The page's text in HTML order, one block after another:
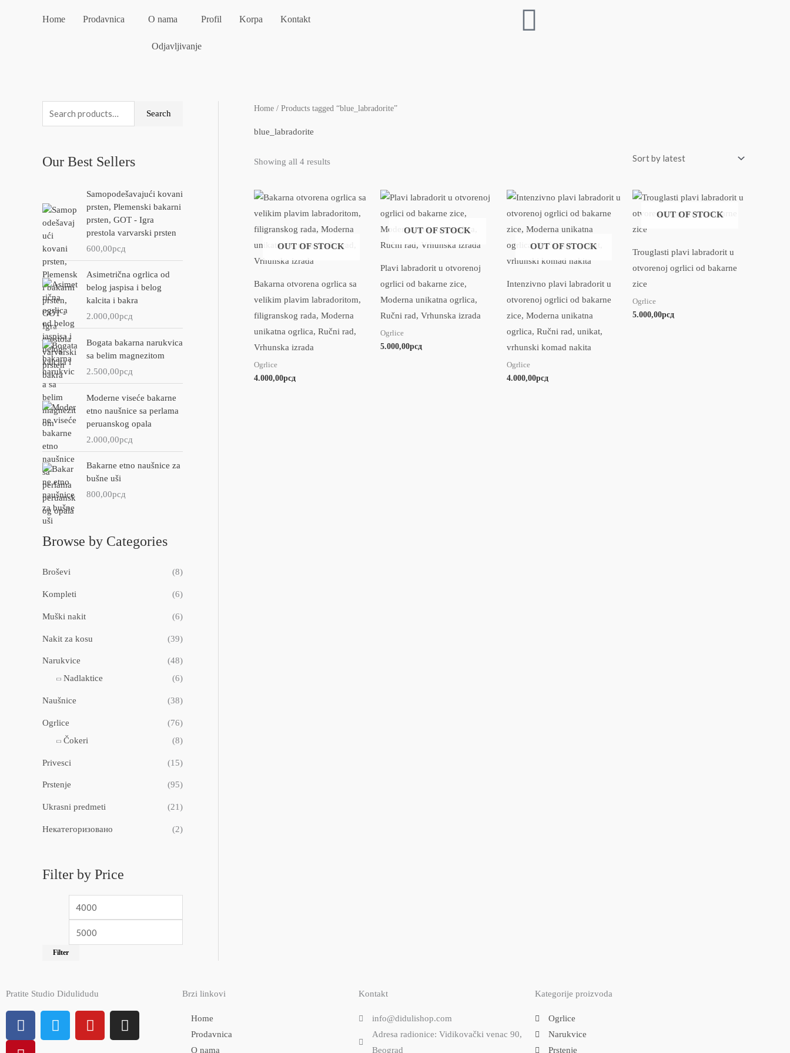
Home Prodavnica O nama Profil Korpa Kontakt
Odjavljivanje
e
r
f
o
r
:
Search
Our Best Sellers
Samopodešavajući kovani
prsten, Plemenski bakarni
prsten, GOT - Igra
prestola varvarski prsten
600,00рсд
Asimetrična ogrlica od
belog jaspisa i belog
kalcita i bakra
2.000,00рсд
Bogata bakarna narukvica
sa belim magnezitom
2.500,00рсд
Moderne viseće bakarne
etno naušnice sa perlama
peruanskog opala
2.000,00рсд
Bakarne etno naušnice za
bušne uši
800,00рсд
Browse by Categories
Broševi (8)
Kompleti (6)
Muški nakit (6)
Nakit za kosu (39)
Narukvice
(48)
Nadlaktice
(6)
Naušnice (38)
Ogrlice
(76)
Čokeri
(8)
Privesci (15)
Prstenje (95)
Ukrasni predmeti (21)
Некатегоризовано (2)
Filter by Price
M
i
p
Filter
Home / Products tagged “blue_labradorite”
blue_labradorite
Showing all 4 results
Sorted
by
OUT OF STOCK
Bakarna otvorena ogrlica sa
velikim plavim labradoritom,
filigranskog rada, Moderna
unikatna ogrlica, Ručni rad,
Vrhunska izrada
Ogrlice
4.000,00рсд
OUT OF STOCK
Plavi labradorit u otvorenoj
ogrlici od bakarne zice,
Moderna unikatna ogrlica,
Ručni rad, Vrhunska izrada
Ogrlice
5.000,00рсд
OUT OF STOCK
Intenzivno plavi labradorit u
otvorenoj ogrlici od bakarne
zice, Moderna unikatna
ogrlica, Ručni rad, unikat,
vrhunski komad nakita
Ogrlice
4.000,00рсд
OUT OF STOCK
Trouglasti plavi labradorit u
otvorenoj ogrlici od bakarne
zice
Ogrlice
5.000,00рсд
Pratite Studio Didulidudu
F
a
c
T
w
Y
o
I
n
P
i
n
Brzi linkovi
Home
Prodavnica
O nama
Kontakt
info@didulishop.com
Adresa radionice: Vidikovački venac 90,
Beograd
Kategorije proizvoda
Ogrlice
Narukvice
Prstenje